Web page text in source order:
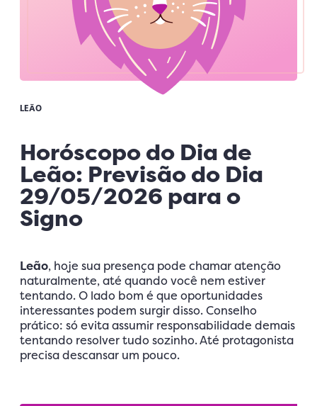
LEÃO
Horóscopo do Dia de
Leão: Previsão do Dia
29/05/2026 para o
Signo
Leão, hoje sua presença pode chamar atenção
naturalmente, até quando você nem estiver
tentando. O lado bom é que oportunidades
interessantes podem surgir disso. Conselho
prático: só evita assumir responsabilidade demais
tentando resolver tudo sozinho. Até protagonista
precisa descansar um pouco.